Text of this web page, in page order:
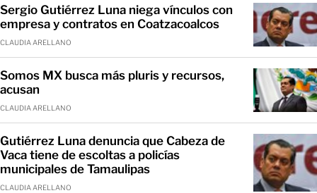
Sergio Gutiérrez Luna niega vínculos con
empresa y contratos en Coatzacoalcos
CLAUDIA ARELLANO
Somos MX busca más pluris y recursos,
acusan
CLAUDIA ARELLANO
Gutiérrez Luna denuncia que Cabeza de
Vaca tiene de escoltas a policías
municipales de Tamaulipas
CLAUDIA ARELLANO